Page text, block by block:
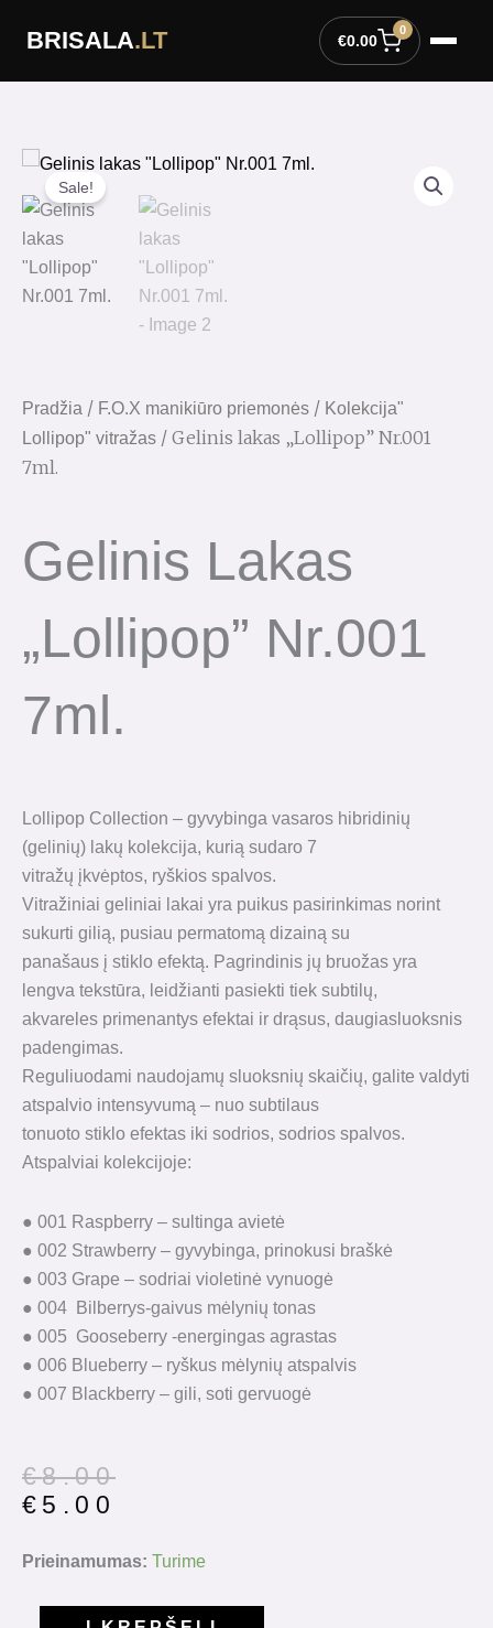
BRISALA.LT €0.00
0
Sale!
Pradžia / F.O.X manikiūro priemonės / Kolekcija"
Lollipop" vitražas / Gelinis lakas „Lollipop” Nr.001
7ml.
Gelinis Lakas
„Lollipop” Nr.001
7ml.
Lollipop Collection – gyvybinga vasaros hibridinių
(gelinių) lakų kolekcija, kurią sudaro 7
vitražų įkvėptos, ryškios spalvos.
Vitražiniai geliniai lakai yra puikus pasirinkimas norint
sukurti gilią, pusiau permatomą dizainą su
panašaus į stiklo efektą. Pagrindinis jų bruožas yra
lengva tekstūra, leidžianti pasiekti tiek subtilų,
akvareles primenantys efektai ir drąsus, daugiasluoksnis
padengimas.
Reguliuodami naudojamų sluoksnių skaičių, galite valdyti
atspalvio intensyvumą – nuo ​​subtilaus
tonuoto stiklo efektas iki sodrios, sodrios spalvos.
Atspalviai kolekcijoje:
● 001 Raspberry – sultinga avietė
● 002 Strawberry – gyvybinga, prinokusi braškė
● 003 Grape – sodriai violetinė vynuogė
● 004 Bilberrys-gaivus mėlynių tonas
● 005 Gooseberry -energingas agrastas
● 006 Blueberry – ryškus mėlynių atspalvis
● 007 Blackberry – gili, soti gervuogė
€8.00
Original
price
€8.00.
€ 5.00
Current
price
€5.00.
Prieinamumas: Turime
produkto